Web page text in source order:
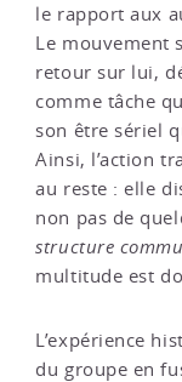
le rapport aux
Le mouvement
retour sur lui,
comme tâche
son être sériel
Ainsi, l’action
au reste : elle
non pas de
structure
multitude est
L’expérience
du groupe en